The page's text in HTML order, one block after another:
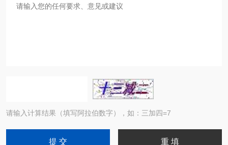
请输入计算结果（填写阿拉伯数字），如：三加四=7